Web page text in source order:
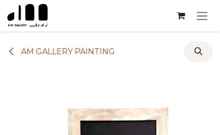
Skip to Content
AM GALLERY PAINTING